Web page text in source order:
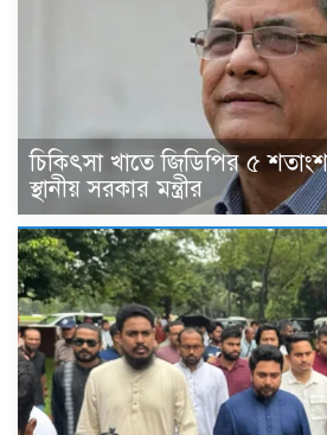
চিকিৎসা খাতে জিডিপির ৫
স্থানীয় সরকার মন্ত্রীর